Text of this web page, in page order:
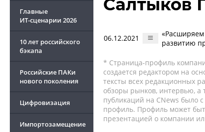
Главные
ИТ-сценарии 2026
10 лет российского
бэкапа
Российские ПАКи
нового поколения
Цифровизация
Импортозамещение
Салтыков
06.12.2021
«Расширяем
развитию
* Страница-профиль
создается редактором на
тексты всех редакционных
обзоры рынков, интервью, а
публикаций на CNews было
профиль. Профиль может
презентацией о компании